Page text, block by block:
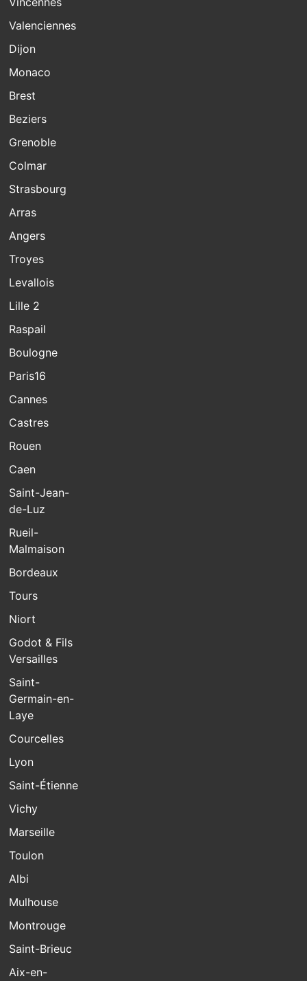
Valenciennes
Dijon
Monaco
Brest
Beziers
Grenoble
Colmar
Strasbourg
Arras
Angers
Troyes
Levallois
Lille 2
Raspail
Boulogne
Paris16
Cannes
Castres
Rouen
Caen
Saint-Jean-
de-Luz
Rueil-
Malmaison
Bordeaux
Tours
Niort
Godot & Fils
Versailles
Saint-
Germain-en-
Laye
Courcelles
Lyon
Saint-Étienne
Vichy
Marseille
Toulon
Albi
Mulhouse
Montrouge
Saint-Brieuc
Aix-en-